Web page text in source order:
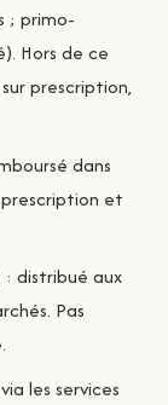
; primo-
Hors de ce
prescription,
dans
prescription et
: distribué aux
Pas
les services